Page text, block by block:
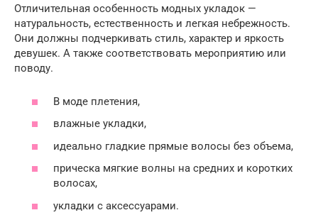
Отличительная особенность модных укладок —
натуральность, естественность и легкая небрежность.
Они должны подчеркивать стиль, характер и яркость
девушек. А также соответствовать мероприятию или
поводу.
В моде плетения,
влажные укладки,
идеально гладкие прямые волосы без объема,
прическа мягкие волны на средних и коротких
волосах,
укладки с аксессуарами.